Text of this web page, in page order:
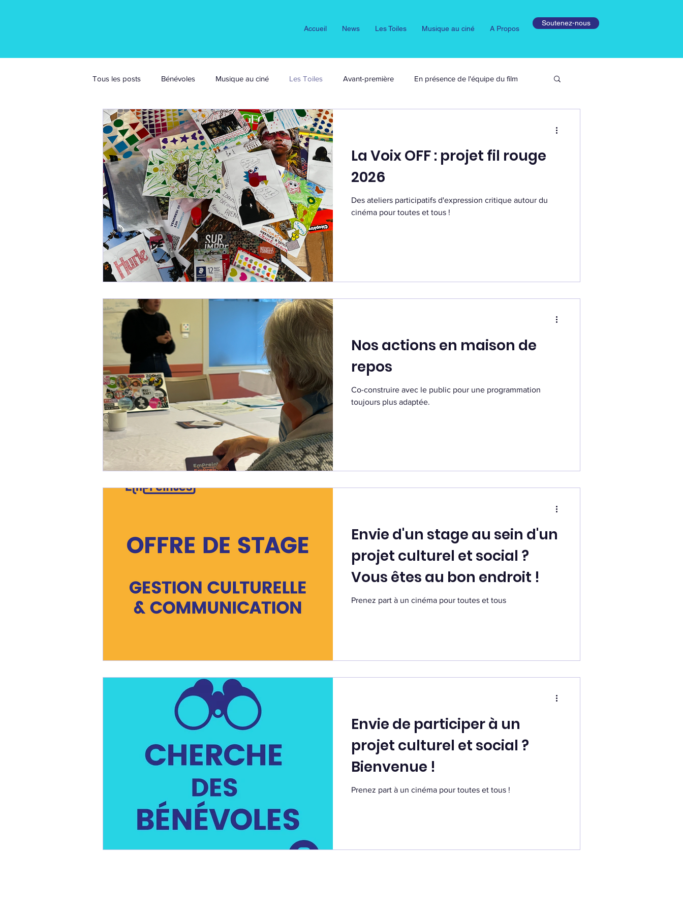
Accueil News Les Toiles Musique au ciné A Propos
Soutenez-nous
Tous les posts Bénévoles Musique au ciné Les Toiles Avant-première En présence de l'équipe du film
Cinéma itinérant
La Voix OFF : projet fil rouge
2026
Des ateliers participatifs d'expression critique autour du
cinéma pour toutes et tous !
Nos actions en maison de
repos
Co-construire avec le public pour une programmation
toujours plus adaptée.
Envie d'un stage au sein d'un
projet culturel et social ?
Vous êtes au bon endroit !
Prenez part à un cinéma pour toutes et tous
Envie de participer à un
projet culturel et social ?
Bienvenue !
Prenez part à un cinéma pour toutes et tous !